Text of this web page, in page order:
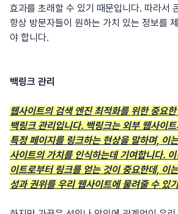
효과를 초래할 수 있기 때문입니다. 따라서
항상 방문자들이 원하는 가치 있는 정보를
야 합니다.
백링크 관리
웹사이트의 검색 엔진 최적화를 위한 중요
백링크 관리입니다. 백링크는 외부 웹사이
특정 페이지를 링크하는 현상을 말하며, 이
사이트의 가치를 인식하는데 기여합니다.
이트로부터 링크를 얻는 것이 중요한데, 이
성과 권위를 우리 웹사이트에 물려줄 수 있